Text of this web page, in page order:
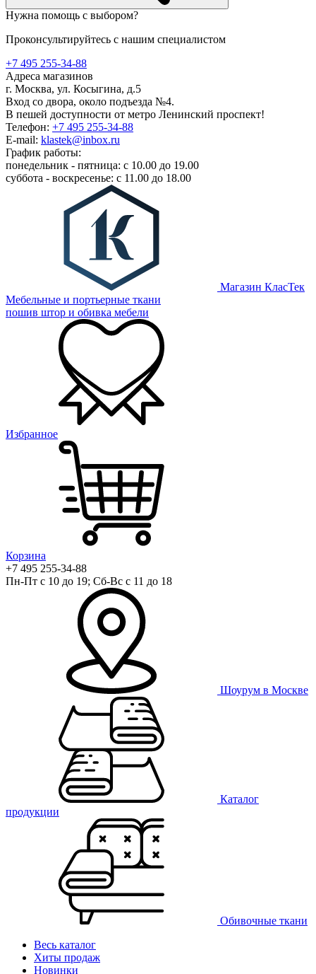
Нужна помощь с выбором?
Проконсультируйтесь с нашим специалистом
+7 495 255-34-88
Адреса магазинов
г. Москва, ул. Косыгина, д.5
Вход со двора, около подъезда №4.
В пешей доступности от метро Ленинский проспект!
Телефон: +7 495 255-34-88
E-mail: klastek@inbox.ru
График работы:
понедельник - пятница: с 10.00 до 19.00
суббота - воскресенье: с 11.00 до 18.00
Магазин КласТек
Мебельные и портьерные ткани
пошив штор и обивка мебели
Избранное
Корзина
+7 495 255-34-88
Пн-Пт с 10 до 19; Сб-Вс с 11 до 18
Шоурум в Москве
Каталог
продукции
Обивочные ткани
Весь каталог
Хиты продаж
Новинки